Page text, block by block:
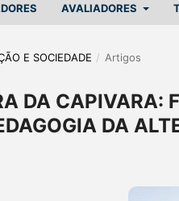
AVALIADORES
E SOCIEDADE / Artigos
DA CAPIVARA:
DA